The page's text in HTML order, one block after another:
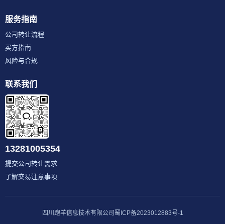
服务指南
公司转让流程
买方指南
风险与合规
联系我们
13281005354
提交公司转让需求
了解交易注意事项
四川跑羊信息技术有限公司 蜀ICP备2023012883号-1